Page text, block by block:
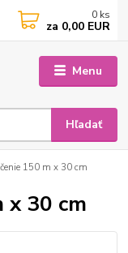
Menu
Hľadať
0 ks
za 0,00 EUR
150 m x 30 cm
x 30 cm